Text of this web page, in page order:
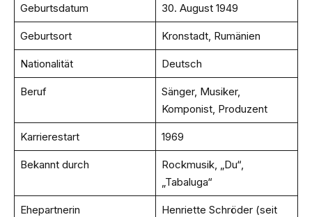
Geburtsdatum 30. August 1949
Geburtsort Kronstadt, Rumänien
Nationalität Deutsch
Beruf
Sänger, Musiker,
Komponist, Produzent
Karrierestart 1969
Bekannt durch
Rockmusik, „Du“,
„Tabaluga“
Ehepartnerin
Henriette Schröder (seit